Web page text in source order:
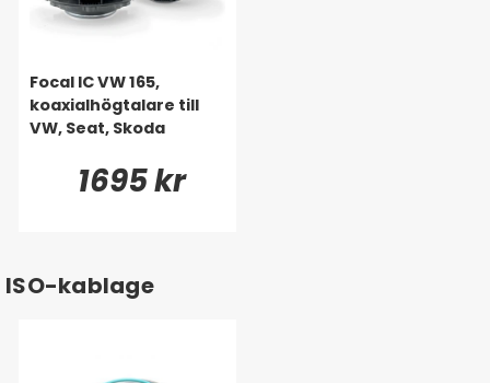
Focal IC VW 165,
koaxialhögtalare till
VW, Seat, Skoda
1695 kr
ISO-kablage